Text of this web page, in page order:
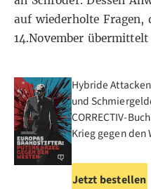
auf wiederholte Fragen,
14.November übermittelt
Hybride
und
CORRECTIV-
Krieg gegen den
Jetzt bestellen